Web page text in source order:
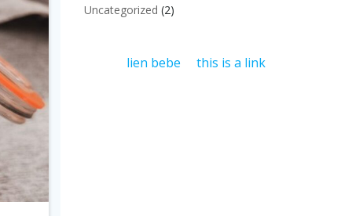
Uncategorized (2)
lien bebe this is a link